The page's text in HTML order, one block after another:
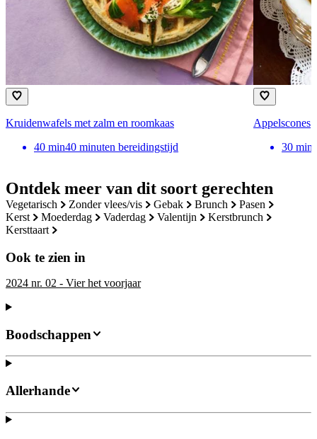
Ontdek meer van dit soort gerechten
vegetarisch zonder vlees/vis gebak brunch
pasen
kerst
moederdag vaderdag valentijn
kerstbrunch
kersttaart
Ook te zien in
2024 nr. 02 - Vier het voorjaar
Kruidenwafels met zalm en roomkaas​
40 min40 minuten bereidingstijd
Appelscones
30 min
Boodschappen
Allerhande